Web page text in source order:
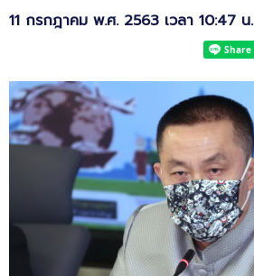
11 กรกฎาคม พ.ศ. 2563 เวลา 10:47 น.